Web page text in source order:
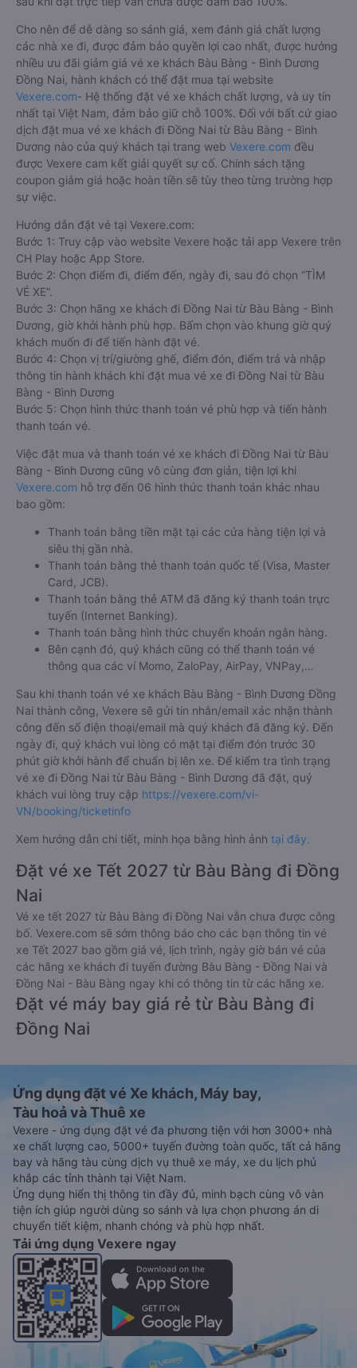
Cho nên để dễ dàng so sánh giá, xem đánh giá chất lượng
các nhà xe đi, được đảm bảo quyền lợi cao nhất, được hưởng
nhiều ưu đãi giảm giá vé xe khách Bàu Bàng - Bình Dương
Đồng Nai, hành khách có thể đặt mua tại website
Vexere.com- Hệ thống đặt vé xe khách chất lượng, và uy tín
nhất tại Việt Nam, đảm bảo giữ chỗ 100%. Đối với bất cứ giao
dịch đặt mua vé xe khách đi Đồng Nai từ Bàu Bàng - Bình
Dương nào của quý khách tại trang web Vexere.com đều
được Vexere cam kết giải quyết sự cố. Chính sách tặng
coupon giảm giá hoặc hoàn tiền sẽ tùy theo từng trường hợp
sự việc.
Hướng dẫn đặt vé tại Vexere.com:
Bước 1: Truy cập vào website Vexere hoặc tải app Vexere trên
CH Play hoặc App Store.
Bước 2: Chọn điểm đi, điểm đến, ngày đi, sau đó chọn “TÌM
VÉ XE”.
Bước 3: Chọn hãng xe khách đi Đồng Nai từ Bàu Bàng - Bình
Dương, giờ khởi hành phù hợp. Bấm chọn vào khung giờ quý
khách muốn đi để tiến hành đặt vé.
Bước 4: Chọn vị trí/giường ghế, điểm đón, điểm trả và nhập
thông tin hành khách khi đặt mua vé xe đi Đồng Nai từ Bàu
Bàng - Bình Dương
Bước 5: Chọn hình thức thanh toán vé phù hợp và tiến hành
thanh toán vé.
Việc đặt mua và thanh toán vé xe khách đi Đồng Nai từ Bàu
Bàng - Bình Dương cũng vô cùng đơn giản, tiện lợi khi
Vexere.com hỗ trợ đến 06 hình thức thanh toán khác nhau
bao gồm:
Thanh toán bằng tiền mặt tại các cửa hàng tiện lợi và
siêu thị gần nhà.
Thanh toán bằng thẻ thanh toán quốc tế (Visa, Master
Card, JCB).
Thanh toán bằng thẻ ATM đã đăng ký thanh toán trực
tuyến (Internet Banking).
Thanh toán bằng hình thức chuyển khoản ngân hàng.
Bên cạnh đó, quý khách cũng có thể thanh toán vé
thông qua các ví Momo, ZaloPay, AirPay, VNPay,…
Sau khi thanh toán vé xe khách Bàu Bàng - Bình Dương Đồng
Nai thành công, Vexere sẽ gửi tin nhắn/email xác nhận thành
công đến số điện thoại/email mà quý khách đã đăng ký. Đến
ngày đi, quý khách vui lòng có mặt tại điểm đón trước 30
phút giờ khởi hành để chuẩn bị lên xe. Để kiểm tra tình trạng
vé xe đi Đồng Nai từ Bàu Bàng - Bình Dương đã đặt, quý
khách vui lòng truy cập https://vexere.com/vi-
VN/booking/ticketinfo
Xem hướng dẫn chi tiết, minh họa bằng hình ảnh tại đây.
Đặt vé xe Tết 2027 từ Bàu Bàng đi Đồng
Nai
Vé xe tết 2027 từ Bàu Bàng đi Đồng Nai vẫn chưa được công
bố. Vexere.com sẽ sớm thông báo cho các bạn thông tin vé
xe Tết 2027 bao gồm giá vé, lịch trình, ngày giờ bán vé của
các hãng xe khách đi tuyến đường Bàu Bàng - Đồng Nai và
Đồng Nai - Bàu Bàng ngay khi có thông tin từ các hãng xe.
Đặt vé máy bay giá rẻ từ Bàu Bàng đi
Đồng Nai
Ứng dụng đặt vé Xe khách, Máy bay,
Tàu hoả và Thuê xe
Vexere - ứng dụng đặt vé đa phương tiện với hơn 3000+ nhà
xe chất lượng cao, 5000+ tuyến đường toàn quốc, tất cả hãng
bay và hãng tàu cùng dịch vụ thuê xe máy, xe du lịch phủ
khắp các tỉnh thành tại Việt Nam.
Ứng dụng hiển thị thông tin đầy đủ, minh bạch cùng vô vàn
tiện ích giúp người dùng so sánh và lựa chọn phương án di
chuyển tiết kiệm, nhanh chóng và phù hợp nhất.
Tải ứng dụng Vexere ngay